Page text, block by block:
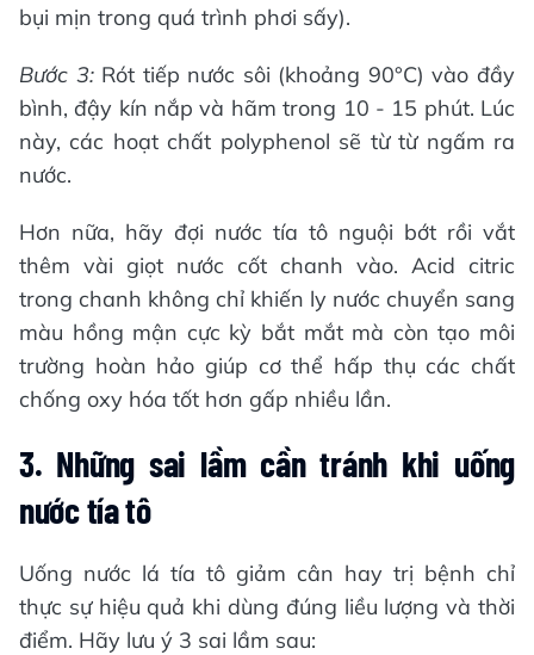
bụi mịn trong quá trình phơi sấy).
Bước 3: Rót tiếp nước sôi (khoảng 90°C) vào đầy
bình, đậy kín nắp và hãm trong 10 - 15 phút. Lúc
này, các hoạt chất polyphenol sẽ từ từ ngấm ra
nước.
Hơn nữa, hãy đợi nước tía tô nguội bớt rồi vắt
thêm vài giọt nước cốt chanh vào. Acid citric
trong chanh không chỉ khiến ly nước chuyển sang
màu hồng mận cực kỳ bắt mắt mà còn tạo môi
trường hoàn hảo giúp cơ thể hấp thụ các chất
chống oxy hóa tốt hơn gấp nhiều lần.
3. Những sai lầm cần tránh khi uống
nước tía tô
Uống nước lá tía tô giảm cân hay trị bệnh chỉ
thực sự hiệu quả khi dùng đúng liều lượng và thời
điểm. Hãy lưu ý 3 sai lầm sau: